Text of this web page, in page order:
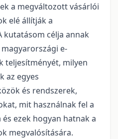
a megváltozott vásárlói
elé állítják a
kutatásom célja annak
e-
teljesítményét, milyen
az egyes
és rendszerek,
mit használnak fel a
ezek hogyan hatnak a
megvalósítására.